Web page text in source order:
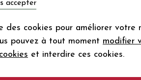
accepter
des cookies pour améliorer votre
pouvez à tout moment modifier
et interdire ces cookies.
du monde
En m’abonnant,
Vinothèque de